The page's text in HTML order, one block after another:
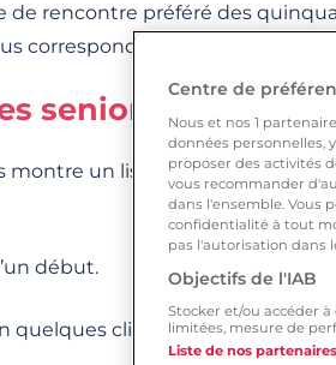
de rencontre préféré des
correspond.
senior en Haute-
montre un listing de célibataires
début.
quelques clics sur
Centre de
Nous et nos 1
données personnelles,
proposer des activités
vous recommander
dans l'ensemble. Vous
confidentialité à tout
pas l'autorisation dans
Objectifs de l'IAB
Stocker et/ou accéder
limitées, mesure de
Liste de nos partenaires